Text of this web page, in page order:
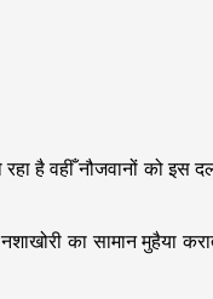
रहा है वहीँ नौजवानों को
का सामान मुहैया